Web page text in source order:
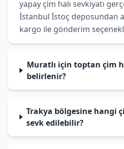
yapay çim halı sevkiyatı
İstanbul İstoç deposundan
kargo ile gönderim
Muratlı için toptan çim
belirlenir?
Trakya bölgesine hangi
sevk edilebilir?